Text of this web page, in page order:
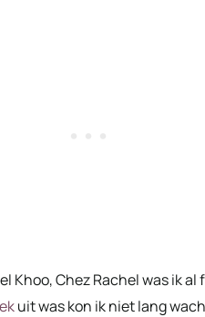
Khoo, Chez Rachel was ik
uit was kon ik niet lang